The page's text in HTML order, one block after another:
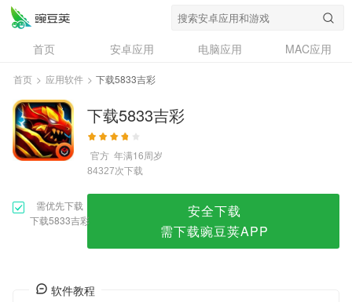
首页 安卓应用 电脑应用
MAC应用
资讯
专题
问答
首页 > 应用软件 > 下载5833吉彩
下载5833吉彩
官方 年满16周岁
84327次下载
需优先下载
下载5833吉彩
安全下载
需下载豌豆荚APP
软件教程